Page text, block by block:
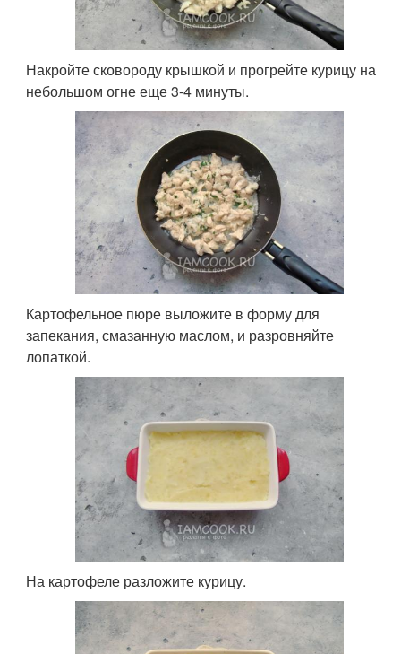
Накройте сковороду крышкой и прогрейте курицу на
небольшом огне еще 3-4 минуты.
Картофельное пюре выложите в форму для
запекания, смазанную маслом, и разровняйте
лопаткой.
На картофеле разложите курицу.